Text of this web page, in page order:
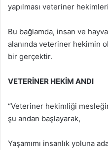
yapılması veteriner
Bu bağlamda, insan ve
alanında veteriner hekimin
bir gerçektir.
VETERİNER HEKİM ANDI
“Veteriner hekimliği
şu andan başlayarak,
Yaşamımı insanlık yoluna